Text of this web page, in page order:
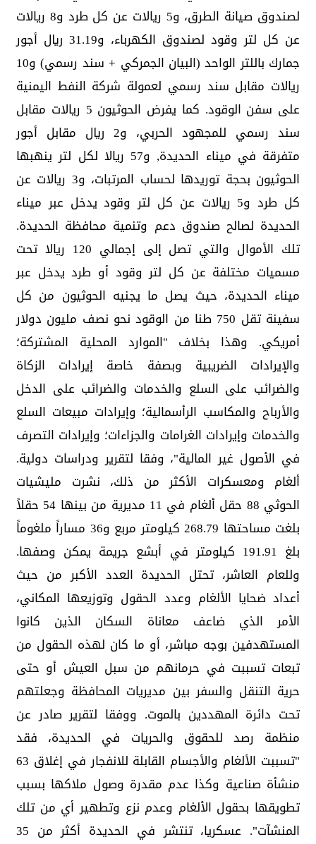
لصندوق صيانة الطرق، و5 ريالات عن كل طرد و8 ريالات
عن كل لتر وقود لصندوق الكهرباء، و31.19 ريال أجور
جمارك باللتر الواحد (البيان الجمركي + سند رسمي) و10
ريالات مقابل سند رسمي لعمولة شركة النفط اليمنية
على سفن الوقود. كما يفرض الحوثيون 5 ريالات مقابل
سند رسمي للمجهود الحربي، و2 ريال مقابل أجور
متفرقة في ميناء الحديدة, و57 ريالا لكل لتر ينهبها
الحوثيون بحجة توريدها لحساب المرتبات، و3 ريالات عن
كل طرد و5 ريالات عن كل لتر وقود يدخل عبر ميناء
الحديدة لصالح صندوق دعم وتنمية محافظة الحديدة.
تلك الأموال والتي تصل إلى إجمالي 120 ريالا تحت
مسميات مختلفة عن كل لتر وقود أو طرد يدخل عبر
ميناء الحديدة، حيث يصل ما يجنيه الحوثيون من كل
سفينة تقل 750 طنا من الوقود نحو نصف مليون دولار
أمريكي. وهذا بخلاف "الموارد المحلية المشتركة؛
والإيرادات الضريبية وبصفة خاصة إيرادات الزكاة
والضرائب على السلع والخدمات والضرائب على الدخل
والأرباح والمكاسب الرأسمالية؛ وإيرادات مبيعات السلع
والخدمات وإيرادات الغرامات والجزاءات؛ وإيرادات التصرف
في الأصول غير المالية"، وفقا لتقرير ودراسات دولية.
ألغام ومعسكرات الأكثر من ذلك، نشرت مليشيات
الحوثي 88 حقل ألغام في 11 مديرية من بينها 54 حقلاً
بلغت مساحتها 268.79 كيلومتر مربع و36 مساراً ملغوماً
بلغ 191.91 كيلومتر في أبشع جريمة يمكن وصفها.
وللعام العاشر، تحتل الحديدة العدد الأكبر من حيث
أعداد ضحايا الألغام وعدد الحقول وتوزيعها المكاني،
الأمر الذي ضاعف معاناة السكان الذين كانوا
المستهدفين بوجه مباشر، أو ما كان لهذه الحقول من
تبعات تسببت في حرمانهم من سبل العيش أو حتى
حرية التنقل والسفر بين مديريات المحافظة وجعلتهم
تحت دائرة المهددين بالموت. ووفقا لتقرير صادر عن
منظمة رصد للحقوق والحريات في الحديدة، فقد
"تسببت الألغام والأجسام القابلة للانفجار في إغلاق 63
منشأة صناعية وكذا عدم مقدرة وصول ملاكها بسبب
تطويقها بحقول الألغام وعدم نزع وتطهير أي من تلك
المنشآت". عسكريا، تنتشر في الحديدة أكثر من 35